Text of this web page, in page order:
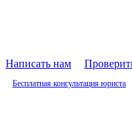
Написать нам
Бесплатная консультация юриста